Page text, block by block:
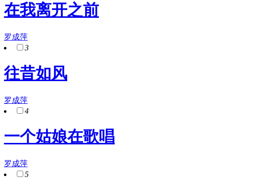
在我离开之前
罗成萍
3
往昔如风
罗成萍
4
一个姑娘在歌唱
罗成萍
5